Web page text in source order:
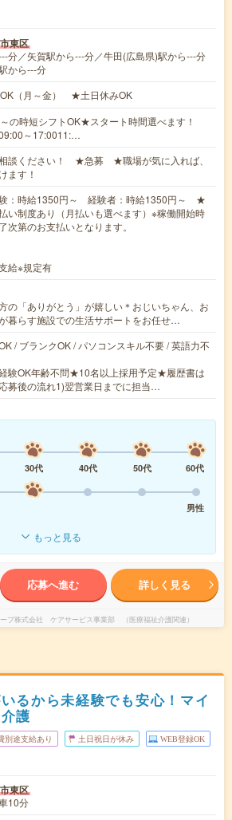
東区
分／矢賀駅から---分／牛田(広島県)駅から---分
から---分
（月～金） ★土日休みOK
の時短シフトOK★スタート時間選べます！
～17:0011:…
談ください！ ★急募 ★職場が気に入れば、
ます！
：時給1350円～ 経験者：時給1350円～ ★
い制度あり（月払いも選べます）※稼働開始時
次第のお支払いとなります。
給※規定有
の「ありがとう」が嬉しい＊おじいちゃん、お
暮らす施設での生活サポートをお任せ…
/ ブランクOK / パソコンスキル不要 / 英語力不
験OK年齢不問★10名以上採用予定★履歴書は
募後の流れ1)翌営業日までに担当…
30代 40代 50代
60代
男性
もっと見る
応募へ進む 詳しく見る
プ株式会社 ケアサービス事業部 （医療福祉介護関連）
るから未経験でも安心！マイ
護
別途支給あり 土日祝日が休み WEB登録OK
東区
10分